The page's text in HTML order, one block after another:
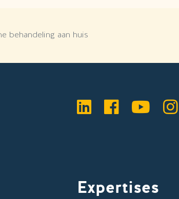
behandeling aan huis
LinkedIn
Facebook
Expertises